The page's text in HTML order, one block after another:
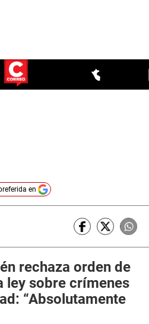
en
rechaza orden de
ley sobre crímenes
“Absolutamente